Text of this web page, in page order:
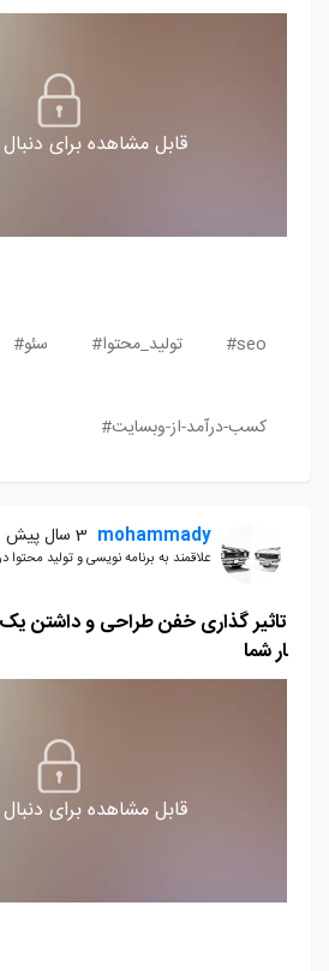
قابل مشاهده برای
seo# تولید_محتوا# سئو#
کسب-درآمد-از-وبسایت#
mohammady 3 سال پیش
علاقمند به برنامه نویسی و تولید محتوا
تاثیر گذاری خفن طراحی و داشتن
ار شما
قابل مشاهده برای